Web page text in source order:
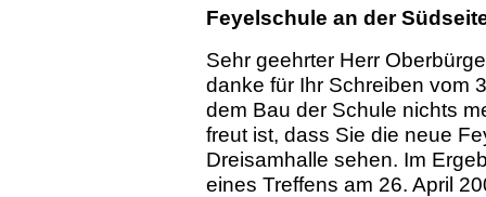
Feyelschule an der
Sehr geehrter Herr
danke für Ihr Schreiben vom
dem Bau der Schule nichts
freut ist, dass Sie die neue
Dreisamhalle sehen. Im
eines Treffens am 26. April